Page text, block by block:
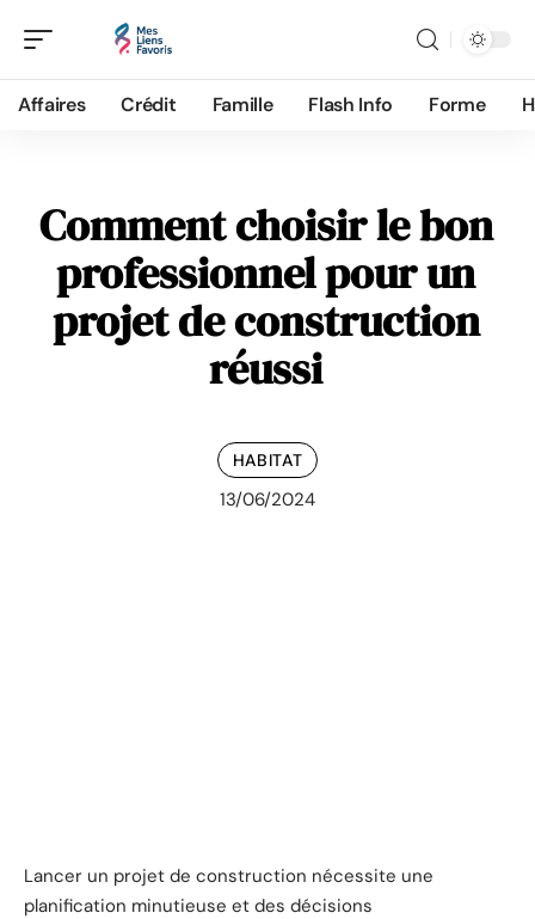
Affaires Crédit Famille Flash Info Forme
Comment choisir le bon
professionnel pour un
projet de construction
réussi
HABITAT
13/06/2024
Lancer un projet de construction nécessite une
planification minutieuse et des décisions